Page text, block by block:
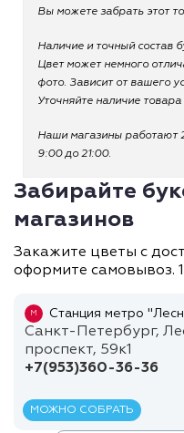
Вы можете забрать этот
Наличие и точный состав
Цвет может немного
фото. Зависит от вашего
Уточняйте наличие
Наши магазины работают
9:00 до 21:00.
Забирайте
магазинов
Закажите цветы с
оформите самовывоз.
М Станция метро
Санкт-Петербург,
проспект, 59к1
+7(953)360-36-36
МОЖНО СОБРАТЬ